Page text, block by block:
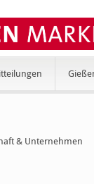
& Unternehmen